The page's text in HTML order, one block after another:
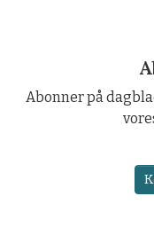
Abonner på